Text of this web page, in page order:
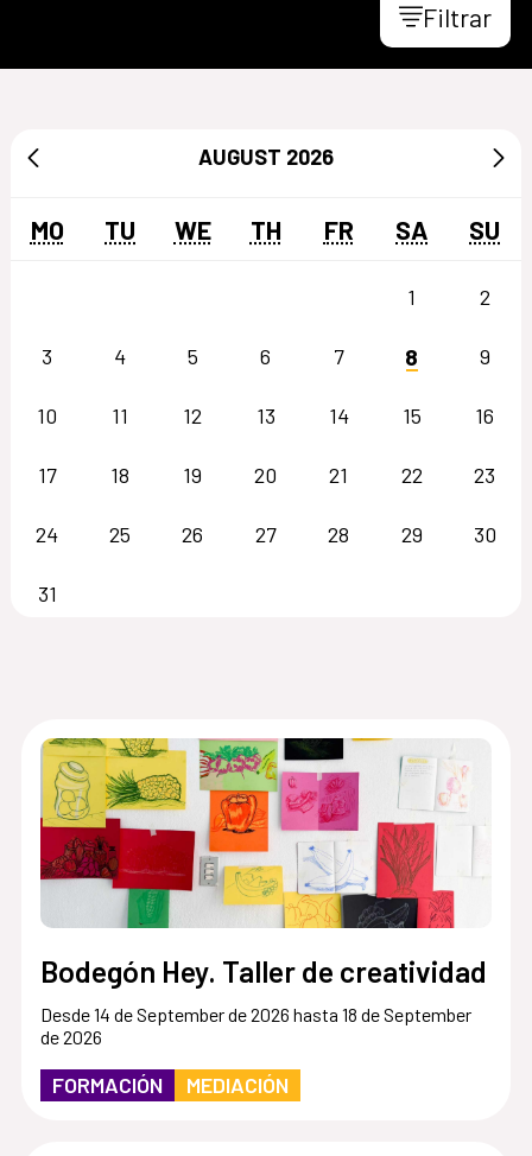
Filtrar
Bodegón Hey. Taller de creatividad
Desde 14 de September de 2026 hasta 18 de September
de 2026
FORMACIÓN MEDIACIÓN
AUGUST 2026
MO TU WE TH FR SA SU
1 2
3 4 5 6 7 8 9
10 11 12 13 14 15 16
17 18 19 20 21 22 23
24 25 26 27 28 29 30
31